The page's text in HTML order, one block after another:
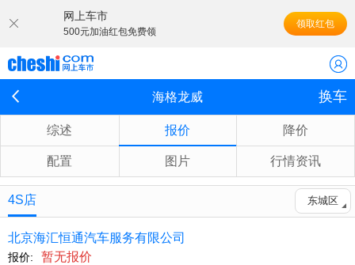
网上车市
500元加油红包免费领
领取红包
海格龙威 换车
综述 报价 降价
配置 图片 行情资讯
4S店 东城区
北京海汇恒通汽车服务有限公司
报价: 暂无报价